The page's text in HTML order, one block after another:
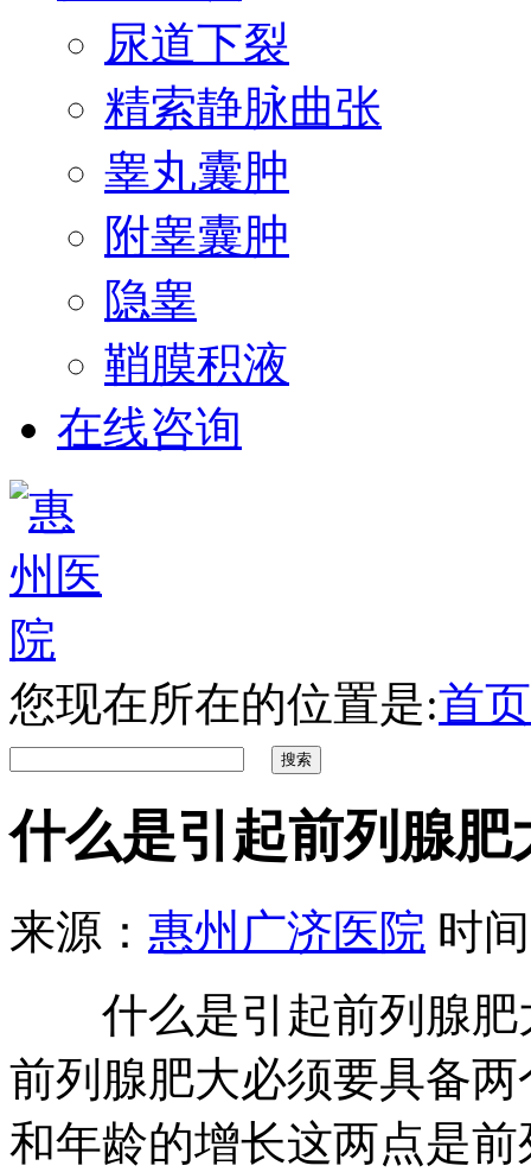
尿道下裂
精索静脉曲张
睾丸囊肿
附睾囊肿
隐睾
鞘膜积液
在线咨询
您现在所在的位置是:首页
什么是引起前列腺肥
来源： 惠州广济医院 时
什么是引起前列腺肥
前列腺肥大必须要具备
和年龄的增长这两点是